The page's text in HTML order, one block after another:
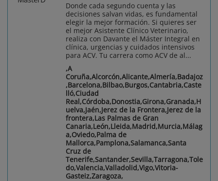
Donde cada segundo cuenta y las
decisiones salvan vidas, es fundamental
elegir la mejor formación. Si quieres ser
el mejor Asistente Clínico Veterinario,
realiza con Davante el Máster Integral en
clínica, urgencias y cuidados intensivos
para ACV. Tu carrera como ACV de al...
,A
Coruña,Alcorcón,Alicante,Almería,Badajoz
,Barcelona,Bilbao,Burgos,Cantabria,Caste
lló,Ciudad
Real,Córdoba,Donostia,Girona,Granada,H
uelva,Jaén,Jerez de la Frontera,Jerez de la
frontera,Las Palmas de Gran
Canaria,León,Lleida,Madrid,Murcia,Málag
a,Oviedo,Palma de
Mallorca,Pamplona,Salamanca,Santa
Cruz de
Tenerife,Santander,Sevilla,Tarragona,Tole
do,Valencia,Valladolid,Vigo,Vitoria-
Gasteiz,Zaragoza,